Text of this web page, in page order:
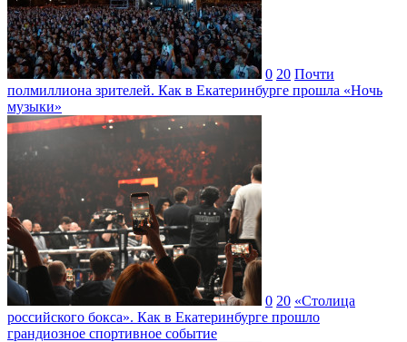
0 20 Почти
полмиллиона зрителей. Как в Екатеринбурге прошла «Ночь
музыки»
0 20 «Столица
российского бокса». Как в Екатеринбурге прошло
грандиозное спортивное событие